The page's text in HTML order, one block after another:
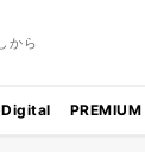
から
PREMIUM